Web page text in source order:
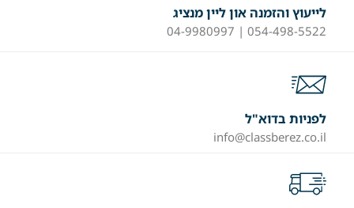
לייעוץ והזמנה און ליין מנציג
054-498-5522 | 04-9980997
לפניות בדוא"ל
info@classberez.co.il